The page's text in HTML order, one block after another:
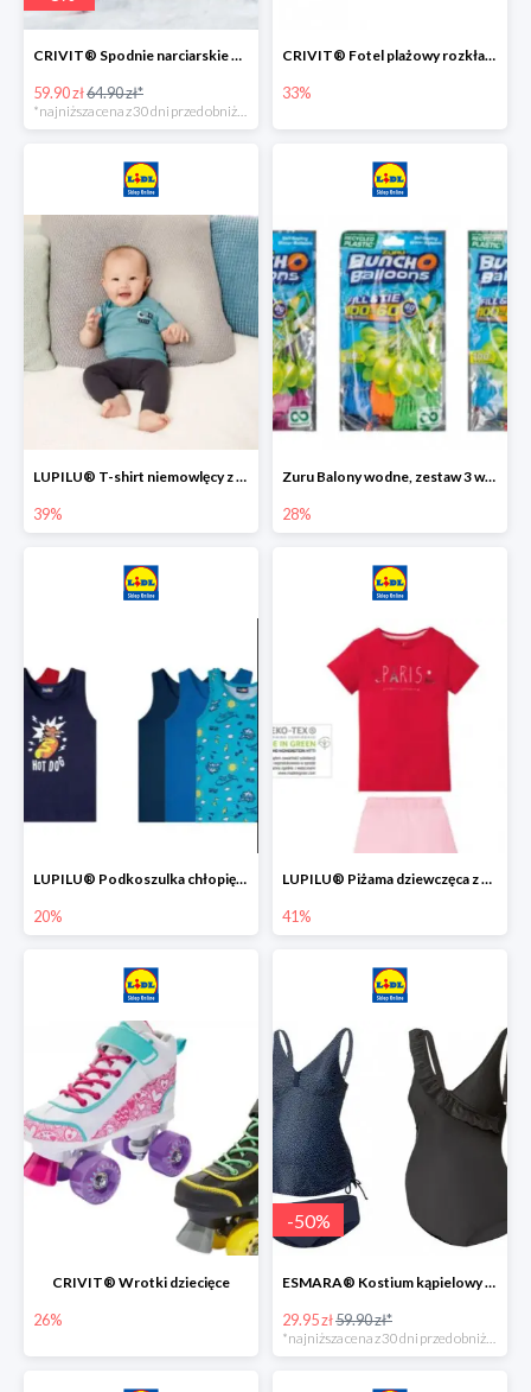
CRIVIT® Spodnie narciarskie dziewczęce
59.90 zł64.90 zł*
*najniższa cena z 30 dni przed obniżką
CRIVIT® Fotel plażowy rozkładany / Brodzik dziecięcy
33%
LUPILU® T-shirt niemowlęcy z biobawełny -39%
39%
Zuru Balony wodne, zestaw 3 wiązek -28%
28%
LUPILU® Podkoszulka chłopięca z bawełny -20%
20%
LUPILU® Piżama dziewczęca z bawełny -41%
41%
CRIVIT® Wrotki dziecięce
26%
-50%
ESMARA® Kostium kąpielowy ciążowy lub tankini ciążowe -50%
29.95 zł59.90 zł*